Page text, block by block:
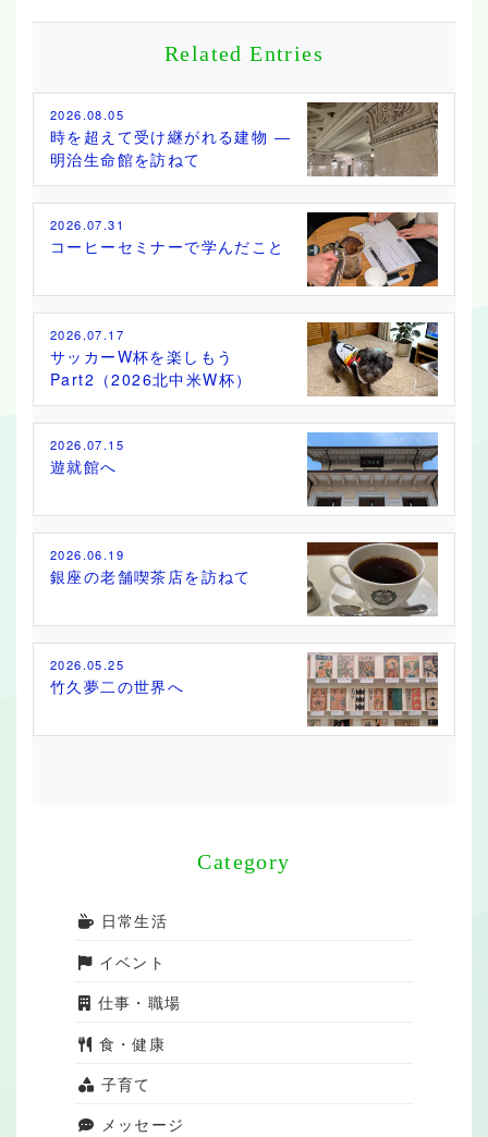
Related Entries
2026.08.05
時を超えて受け継がれる建物 ―
明治生命館を訪ねて
2026.07.31
コーヒーセミナーで学んだこと
2026.07.17
サッカーW杯を楽しもう
Part2（2026北中米W杯）
2026.07.15
遊就館へ
2026.06.19
銀座の老舗喫茶店を訪ねて
2026.05.25
竹久夢二の世界へ
Category
日常生活
イベント
仕事・職場
食・健康
子育て
メッセージ